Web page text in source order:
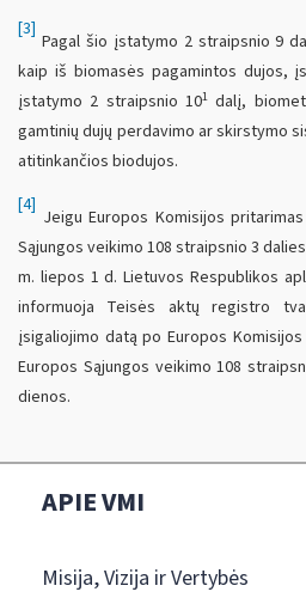
[3]
Pagal šio įstatymo 2 straipsnio 9
kaip iš biomasės pagamintos dujos,
įstatymo 2 straipsnio 101dalį,
gamtinių dujų perdavimo ar skirstymo
atitinkančios biodujos.
[4]
Jeigu Europos Komisijos
Sąjungos veikimo 108 straipsnio 3
m. liepos 1 d. Lietuvos Respublikos
informuoja Teisės aktų registro
įsigaliojimo datą po Europos
Europos Sąjungos veikimo 108
dienos.
APIE VMI
Misija, Vizija ir Vertybės